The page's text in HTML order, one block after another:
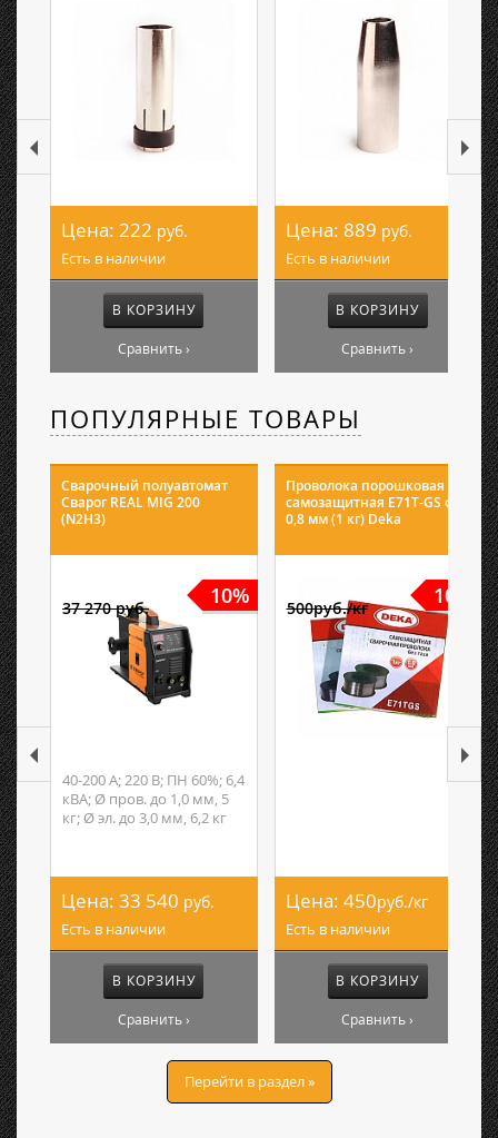
Цена: 222 руб.
Есть в наличии
В КОРЗИНУ
Сравнить ›
Цена: 889 руб.
Есть в наличии
В КОРЗИНУ
Сравнить ›
ПОПУЛЯРНЫЕ ТОВАРЫ
Сварочный полуавтомат
Сварог REAL MIG 200
(N2H3)
10%
37 270 руб.
40-200 А; 220 В; ПН 60%; 6,4
кВА; Ø пров. до 1,0 мм, 5
кг; Ø эл. до 3,0 мм, 6,2 кг
Цена: 33 540 руб.
Есть в наличии
В КОРЗИНУ
Сравнить ›
Проволока порошковая
самозащитная E71T-GS ф
0,8 мм (1 кг) Deka
10%
500руб./кг
Цена: 450руб./кг
Есть в наличии
В КОРЗИНУ
Сравнить ›
Перейти в раздел »